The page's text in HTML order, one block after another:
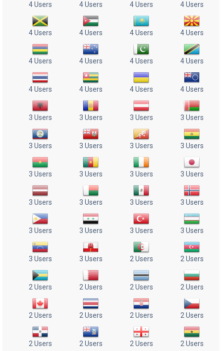
4 Users 4 Users 4 Users 4 Users
4 Users 4 Users 4 Users 4 Users
4 Users 4 Users 4 Users 4 Users
4 Users 4 Users 4 Users 4 Users
3 Users 3 Users 3 Users 3 Users
3 Users 3 Users 3 Users 3 Users
3 Users 3 Users 3 Users 3 Users
3 Users 3 Users 3 Users 3 Users
3 Users 3 Users 3 Users 3 Users
3 Users 3 Users 2 Users 2 Users
2 Users 2 Users 2 Users 2 Users
2 Users 2 Users 2 Users 2 Users
2 Users 2 Users 2 Users 2 Users